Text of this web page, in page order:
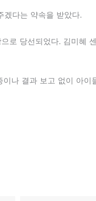
다는 약속을 받았다.
로 당선되었다. 김미혜
나 결과 보고 없이 아이